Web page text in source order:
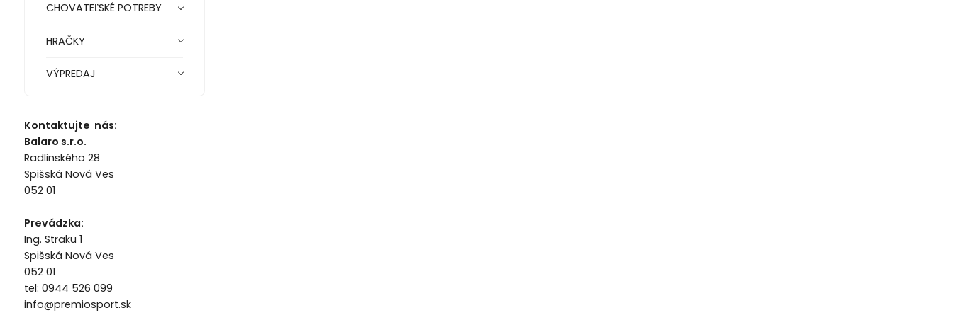
CHOVATEĽSKÉ POTREBY
HRAČKY
VÝPREDAJ
Kontaktujte nás:
Balaro s.r.o.
Radlinského 28
Spišská Nová Ves
052 01
Prevádzka:
Ing. Straku 1
Spišská Nová Ves
052 01
tel: 0944 526 099
info@premiosport.sk